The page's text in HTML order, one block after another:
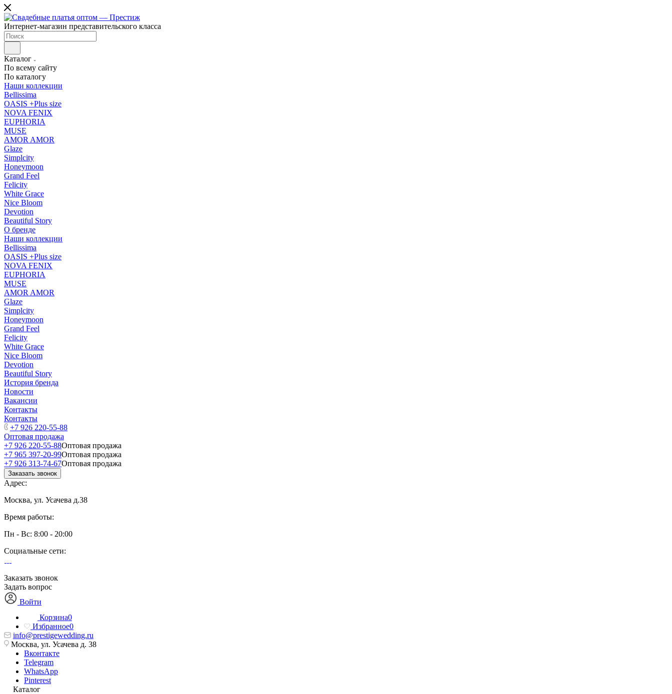
Интернет-магазин представительского класса
Каталог
По всему сайту
По каталогу
Наши коллекции
Bellissima
OASIS +Plus size
NOVA FENIX
EUPHORIA
MUSE
AMOR AMOR
Glaze
Simplcity
Honeymoon
Grand Feel
Felicity
White Grace
Nice Bloom
Devotion
Beautiful Story
О бренде
Наши коллекции
Bellissima
OASIS +Plus size
NOVA FENIX
EUPHORIA
MUSE
AMOR AMOR
Glaze
Simplcity
Honeymoon
Grand Feel
Felicity
White Grace
Nice Bloom
Devotion
Beautiful Story
История бренда
Новости
Вакансии
Контакты
Контакты
+7 926 220-55-88
Оптовая продажа
+7 926 220-55-88Оптовая продажа
+7 965 397-20-99Оптовая продажа
+7 926 313-74-67Оптовая продажа
Заказать звонок
Адрес:
Москва, ул. Усачева д.38
Время работы:
Пн - Вс: 8:00 - 20:00
Социальные сети:
Заказать звонок
Задать вопрос
Войти
Корзина0
Избранное0
info@prestigewedding.ru
Москва, ул. Усачева д. 38
Вконтакте
Telegram
WhatsApp
Pinterest
Каталог